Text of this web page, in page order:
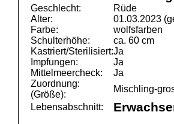
Geschlecht:
Rüde
Alter:
01.03.2023
Farbe:
wolfsfarben
Schulterhöhe:
ca. 60 cm
Kastriert/Sterilisiert:Ja
Impfungen:
Ja
Mittelmeercheck:
Ja
Zuordnung:
(Größe):
Mischling-
Lebensabschnitt: